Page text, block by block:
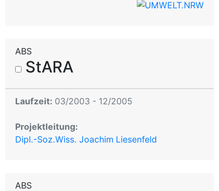
ABS
StARA
Laufzeit: 03/2003 - 12/2005
Projektleitung:
Dipl.-Soz.Wiss. Joachim Liesenfeld
ABS